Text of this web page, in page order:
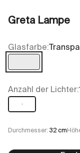
Greta Lampe
Glasfarbe:
Transparent
Anzahl der Lichter:1
1
Durchmesser: 32 cm